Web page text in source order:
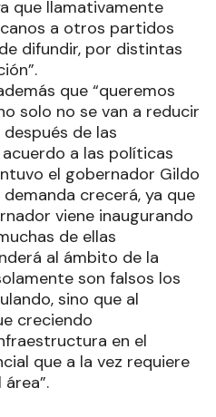
que llamativamente
a otros partidos
difundir, por distintas
que “queremos
solo no se van a reducir
de las
a las políticas
el gobernador Gildo
crecerá, ya que
viene inaugurando
de ellas
al ámbito de la
son falsos los
sino que al
creciendo
en el
que a la vez requiere